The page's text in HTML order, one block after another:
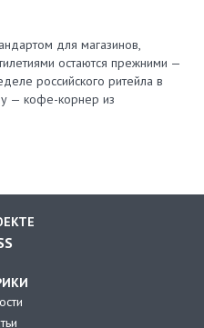
для магазинов,
остаются прежними —
российского ритейла в
— кофе-корнер из